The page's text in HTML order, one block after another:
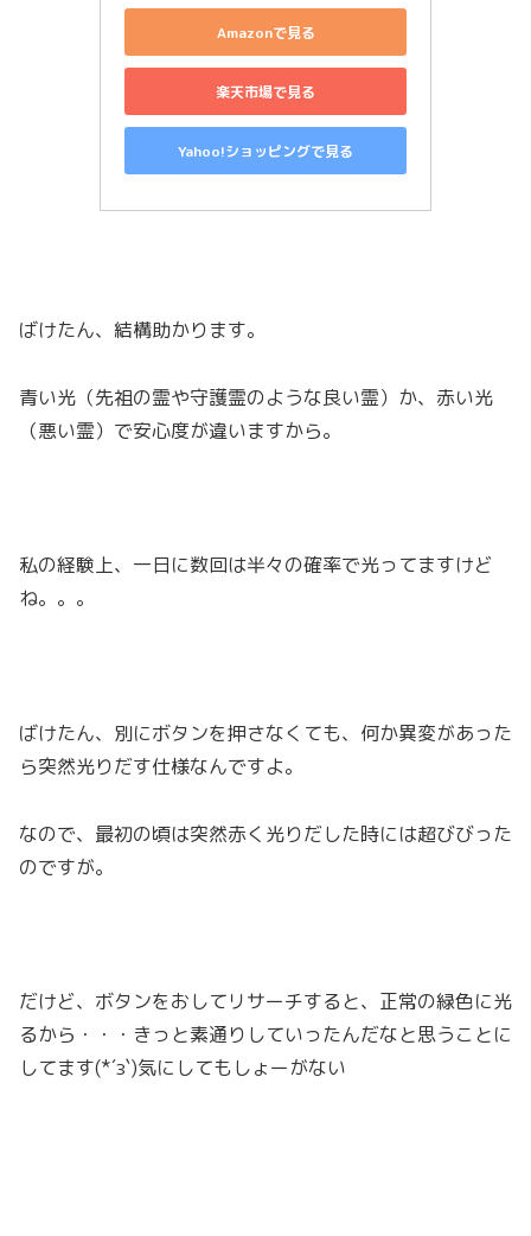
Amazonで見る
楽天市場で見る
Yahoo!ショッピングで見る
ばけたん、結構助かります。
青い光（先祖の霊や守護霊のような良い霊）か、赤い光
（悪い霊）で安心度が違いますから。
私の経験上、一日に数回は半々の確率で光ってますけど
ね。。。
ばけたん、別にボタンを押さなくても、何か異変があった
ら突然光りだす仕様なんですよ。
なので、最初の頃は突然赤く光りだした時には超びびった
のですが。
だけど、ボタンをおしてリサーチすると、正常の緑色に光
るから・・・きっと素通りしていったんだなと思うことに
してます(*´з`)気にしてもしょーがない